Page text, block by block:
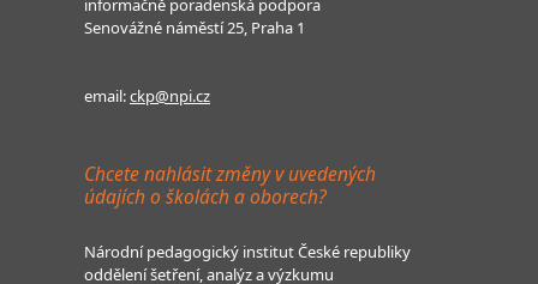
informačně poradenská podpora
Senovážné náměstí 25, Praha 1
email:ckp@npi.cz
Chcete nahlásit změny v uvedených
údajích o školách a oborech?
Národní pedagogický institut České republiky
oddělení šetření, analýz a výzkumu